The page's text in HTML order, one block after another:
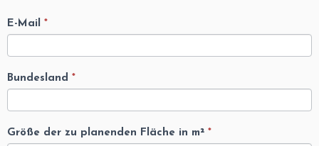
E-Mail *
Bundesland *
Größe der zu planenden Fläche in m² *